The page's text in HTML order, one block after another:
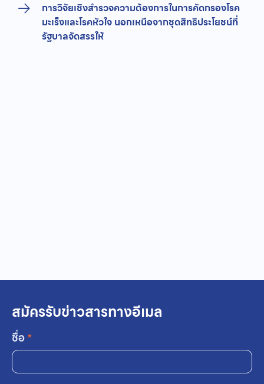
การวิจัยเชิงสำรวจความต้องการในการคัดกรองโรค
มะเร็งและโรคหัวใจ นอกเหนือจากชุดสิทธิประโยชน์ที่
รัฐบาลจัดสรรให้
สมัครรับข่าวสารทางอีเมล
ชื่อ*